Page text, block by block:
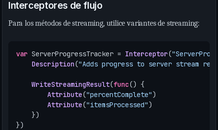
Interceptores de flujo
Para los métodos de streaming, utilice variantes de streaming:
var ServerProgressTracker = Interceptor(
Description("Adds progress to server stream
WriteStreamingResult(func() {
Attribute("percentComplete")
Attribute("itemsProcessed")
})
})